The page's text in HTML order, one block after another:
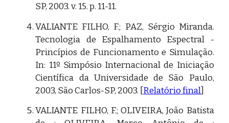
SP, 2003. v. 15. p. 11-11.
VALIANTE FILHO, F.; PAZ, Sérgio Miranda.
Tecnologia de Espalhamento Espectral -
Princípios de Funcionamento e Simulação.
In: 11º Simpósio Internacional de Iniciação
Científica da Universidade de São Paulo,
2003, São Carlos-SP, 2003. [Relatório final]
VALIANTE FILHO, F.; OLIVEIRA, João Batista